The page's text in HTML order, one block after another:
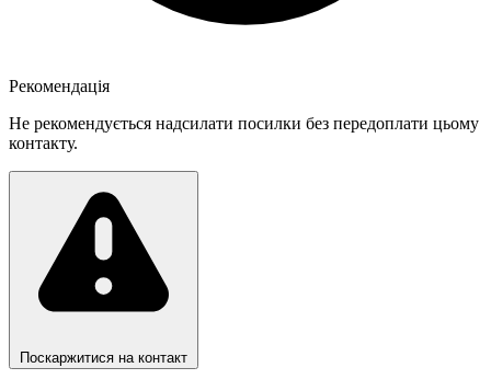
Рекомендація
Не рекомендується надсилати посилки без передоплати цьому
контакту.
Поскаржитися на контакт